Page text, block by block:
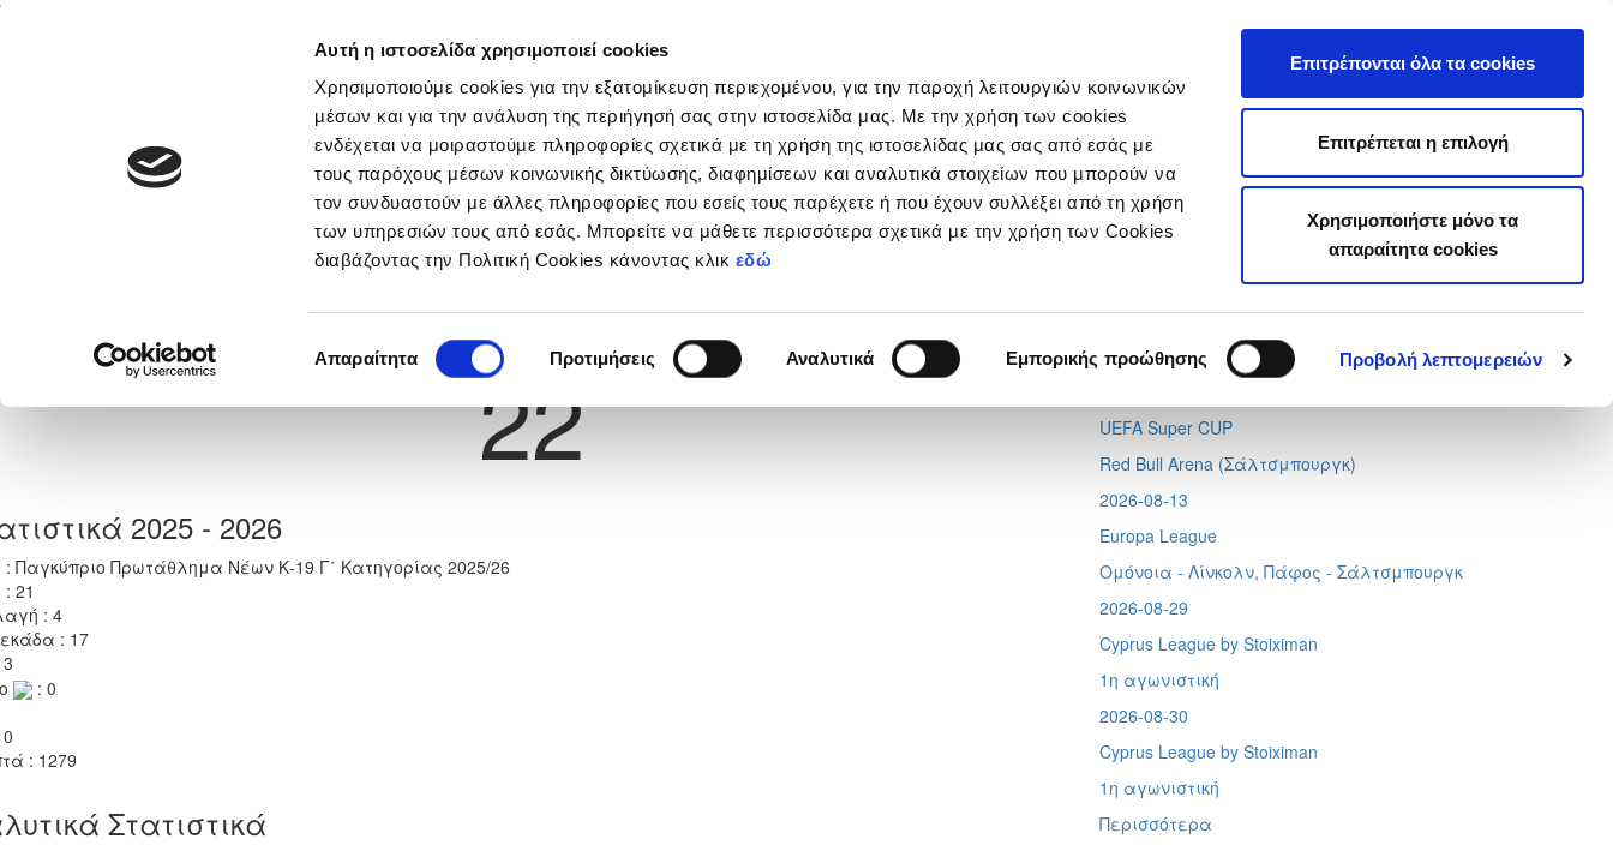
Αυτή η ιστοσελίδα χρησιμοποιεί cookies
Χρησιμοποιούμε cookies για την εξατομίκευση περιεχομένου, για την παροχή λειτουργιών κοινωνικών
μέσων και για την ανάλυση της περιήγησή σας στην ιστοσελίδα μας. Με την χρήση των cookies
ενδέχεται να μοιραστούμε πληροφορίες σχετικά με τη χρήση της ιστοσελίδας μας σας από εσάς με
τους παρόχους μέσων κοινωνικής δικτύωσης, διαφημίσεων και αναλυτικά στοιχείων που μπορούν να
τον συνδυαστούν με άλλες πληροφορίες που εσείς τους παρέχετε ή που έχουν συλλέξει από τη χρήση
των υπηρεσιών τους από εσάς. Μπορείτε να μάθετε περισσότερα σχετικά με την χρήση των Cookies
διαβάζοντας την Πολιτική Cookies κάνοντας κλικ εδώ
συγκατάθεσης
Απαραίτητα Προτιμήσεις Αναλυτικά Εμπορικής προώθησης Προβολή λεπτομερειών
Επιτρέπονται όλα τα cookies
Επιτρέπεται η επιλογή
Χρησιμοποιήστε μόνο τα
απαραίτητα cookies
Νέα & Πληροφορίες Εθνικές Ομάδες Διοργανώσεις
Previous Next
ΡΑΦΑΗΛ ΜΙΧΑΛΑ
Νούμερο Φανέλας
22
2025 - 2026
: Παγκύπριο Πρωτάθλημα Νέων Κ-19 Γ΄ Κατηγορίας 2025/26
21
: 4
: 17
: 0
: 1279
Στατιστικά
Tweets by CyprusFA
Προσεχή γεγονότα
Conference League
Απόλλων - Μπραν
UEFA Super CUP
Red Bull Arena (Σάλτσμπουργκ)
2026-08-13
Europa League
Ομόνοια - Λίνκολν, Πάφος - Σάλτσμπουργκ
2026-08-29
Cyprus League by Stoiximan
1η αγωνιστική
2026-08-30
Cyprus League by Stoiximan
1η αγωνιστική
Περισσότερα